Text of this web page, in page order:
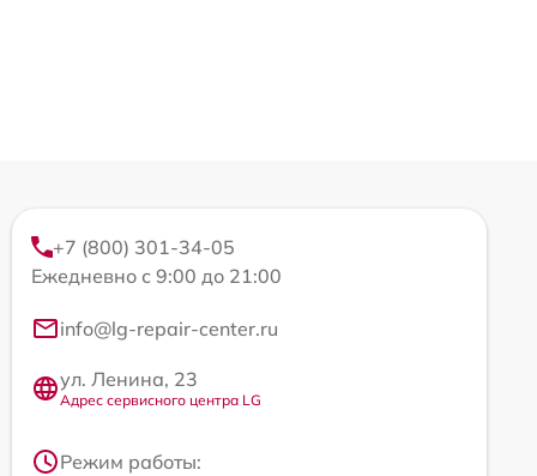
+7 (800) 301-34-05
Ежедневно с 9:00 до 21:00
info@lg-repair-center.ru
ул. Ленина, 23
Адрес сервисного центра LG
Режим работы: